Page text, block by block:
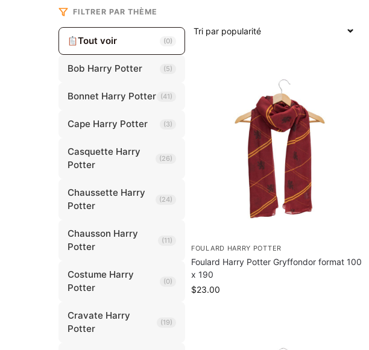
FOULARD HARRY POTTER
Foulard Harry Potter Gryffondor format 100
x 190
$23.00
FILTRER PAR THÈME
Tout voir (0)
Bob Harry Potter (5)
Bonnet Harry Potter (41)
Cape Harry Potter (3)
Casquette Harry
Potter
(26)
Chaussette Harry
Potter
(24)
Chausson Harry
Potter
(11)
Costume Harry
Potter
(0)
Cravate Harry
Potter
(19)